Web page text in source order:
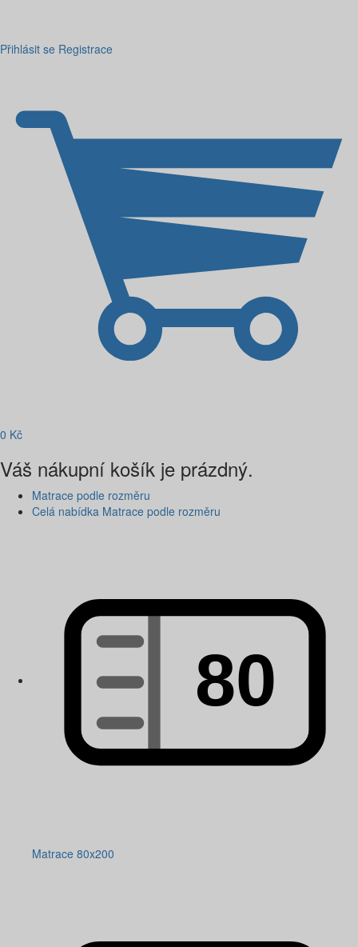
Přihlásit se Registrace
0 Kč
Váš nákupní košík je prázdný.
Matrace podle rozměru
Celá nabídka Matrace podle rozměru
Matrace 80x200